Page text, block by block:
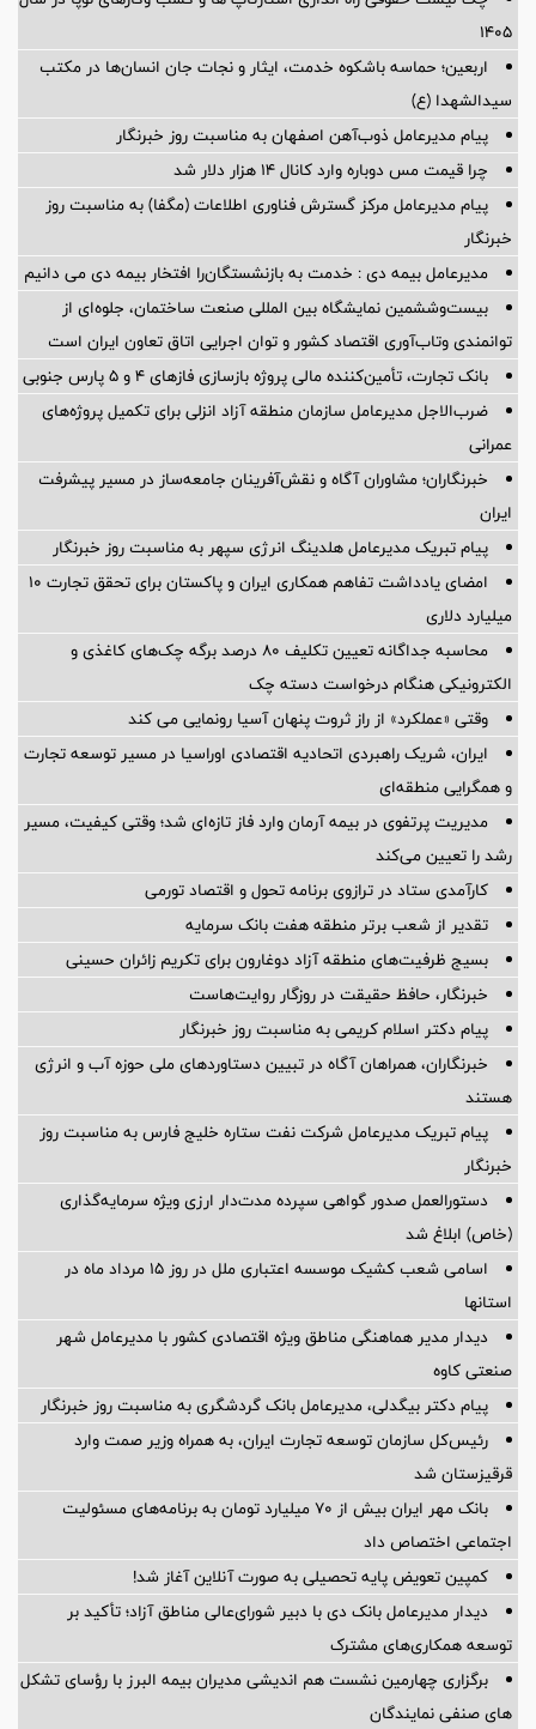
۱۴۰۵
اربعین؛ حماسه باشکوه خدمت، ایثار و نجات جان انسان‌ها در مکتب
سیدالشهدا (ع)
پیام مدیرعامل ذوب‌آهن اصفهان به مناسبت روز خبرنگار
چرا قیمت مس دوباره وارد کانال ۱۴ هزار دلار شد
پیام مدیرعامل مرکز گسترش فناوری اطلاعات (مگفا) به مناسبت روز
خبرنگار
مدیرعامل بیمه دی : خدمت به بازنشستگان‌را افتخار بیمه دی می دانیم
بیست‌وششمین نمایشگاه بین المللی صنعت ساختمان، جلوه‌ای از
توانمندی وتاب‌آوری اقتصاد کشور و توان اجرایی اتاق تعاون ایران است
بانک تجارت، تأمین‌کننده مالی پروژه بازسازی فازهای ۴ و ۵ پارس جنوبی
ضرب‌الاجل مدیرعامل سازمان منطقه آزاد انزلی برای تكمیل پروژه‌های
عمرانی
خبرنگاران؛ مشاوران آگاه و نقش‌آفرینان جامعه‌ساز در مسیر پیشرفت
ایران
پیام تبریک مدیرعامل هلدینگ انرژی سپهر به مناسبت روز خبرنگار
امضای یادداشت تفاهم همکاری ایران و پاکستان برای تحقق تجارت ۱۰
میلیارد دلاری
محاسبه جداگانه تعیین تکلیف 80 درصد برگه چک‌های کاغذی و
الکترونیکی هنگام درخواست دسته چک
وقتی «عملکرد» از راز ثروت پنهان آسیا رونمایی می کند
ایران، شریک راهبردی اتحادیه اقتصادی اوراسیا در مسیر توسعه تجارت
و همگرایی منطقه‌ای
مدیریت پرتفوی در بیمه آرمان وارد فاز تازه‌ای شد؛ وقتی کیفیت، مسیر
رشد را تعیین می‌کند
کارآمدی ستاد در ترازوی برنامه تحول و اقتصاد تورمی
تقدیر از شعب برتر منطقه هفت بانک سرمایه
بسیج ظرفیت‌های منطقه آزاد دوغارون برای تکریم زائران حسینی
خبرنگار، حافظ حقیقت در روزگار روایت‌هاست
پیام دکتر اسلام کریمی به مناسبت روز خبرنگار
خبرنگاران، همراهان آگاه در تبیین دستاوردهای ملی حوزه آب و انرژی
هستند
پیام تبریک مدیرعامل شرکت نفت ستاره خلیج فارس به مناسبت روز
خبرنگار
دستورالعمل صدور گواهی سپرده مدت‌دار ارزی ویژه سرمایه‌گذاری
(خاص) ابلاغ شد
اسامی شعب کشیک موسسه اعتباری ملل در روز 15 مرداد ماه در
استانها
دیدار مدیر هماهنگی مناطق ویژه اقتصادی کشور با مدیرعامل شهر
صنعتی کاوه
پیام دکتر بیگدلی، مدیرعامل بانک گردشگری به مناسبت روز خبرنگار
رئیس‌کل سازمان توسعه تجارت ایران، به همراه وزیر صمت وارد
قرقیزستان شد
بانک مهر ایران بیش از ۷۰ میلیارد تومان به برنامه‌های مسئولیت
اجتماعی اختصاص داد
کمپین تعویض پایه تحصیلی به صورت آنلاین آغاز شد!
دیدار مدیرعامل بانک دی با دبیر شورای‌عالی مناطق آزاد؛ تأکید بر
توسعه همکاری‌های مشترک
برگزاری چهارمین نشست هم اندیشی مدیران بیمه البرز با رؤسای تشکل
های صنفی نمایندگان